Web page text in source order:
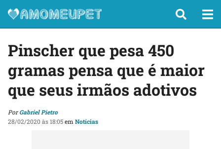
Pinscher que pesa 450
gramas pensa que é maior
que seus irmãos adotivos
PorGabriel Pietro
28/02/2020 às 18:05em Notícias